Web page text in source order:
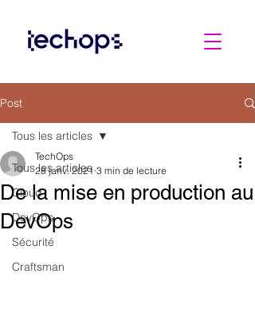
Post
Tous les articles
Cloud
DevOps
Sécurité
Craftsman
Tous les articles
De la mise en production au
DevOps
TechOps
28 janv. 2021 3 min de lecture